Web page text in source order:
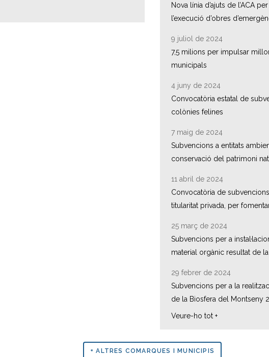
Nova línia d’ajuts de l’ACA
l’execució d’obres
9 juliol de 2024
7,5 milions per impulsar
municipals
4 juny de 2024
Convocatòria estatal de
colònies felines
7 maig de 2024
Subvencions a entitats
conservació del patrimoni
11 abril de 2024
Convocatòria de
titularitat privada, per
25 març de 2024
Subvencions per a
material orgànic resultat de
29 febrer de 2024
Subvencions per a la
de la Biosfera del Montseny
Veure-ho tot +
+ ALTRES COMARQUES I MUNICIPIS